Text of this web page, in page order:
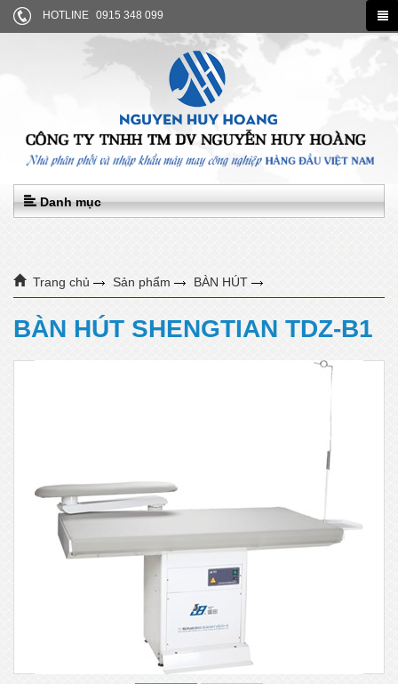
HOTLINE 0915 348 099
Danh mục
Trang chủ Sản phẩm BÀN HÚT
BÀN HÚT SHENGTIAN TDZ-B1
BÀN HÚT SHENGTIAN TDZ-B1